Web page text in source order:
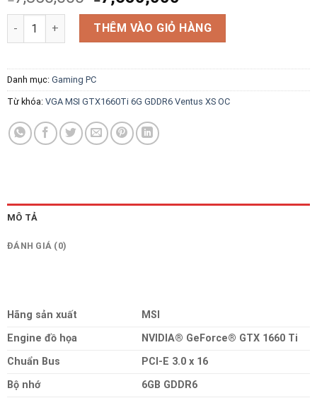
VGA MSI GTX1660Ti 6G GDDR6 Ventus XS OC số lượng
THÊM VÀO GIỎ HÀNG
Danh mục: Gaming PC
Từ khóa: VGA MSI GTX1660Ti 6G GDDR6 Ventus XS OC
MÔ TẢ
ĐÁNH GIÁ (0)
Hãng sản xuất
MSI
Engine đồ họa
NVIDIA® GeForce® GTX 1660 Ti
Chuẩn Bus
PCI-E 3.0 x 16
Bộ nhớ
6GB GDDR6